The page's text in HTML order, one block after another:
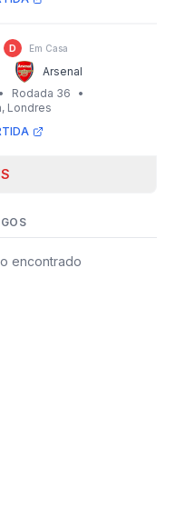
D Em Casa
Arsenal
• Rodada 36
•
, Londres
encontrado